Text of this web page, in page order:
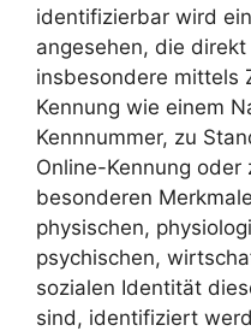
identifizierbar wird
angesehen, die
insbesondere mittels
Kennung wie einem
Kennnummer, zu
Online-Kennung oder
besonderen
physischen,
psychischen,
sozialen Identität
sind, identifiziert